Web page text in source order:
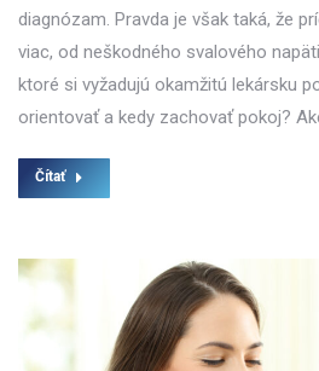
diagnózam. Pravda je však taká, že
viac, od neškodného svalového
ktoré si vyžadujú okamžitú lekársku
orientovať a kedy zachovať pokoj?
Čítať